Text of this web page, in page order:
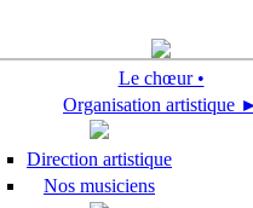
Le chœur •
Organisation artistique
Direction artistique
Nos musiciens